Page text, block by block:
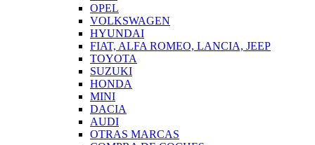
OPEL
VOLKSWAGEN
HYUNDAI
FIAT, ALFA ROMEO, LANCIA, JEEP
TOYOTA
SUZUKI
HONDA
MINI
DACIA
AUDI
OTRAS MARCAS